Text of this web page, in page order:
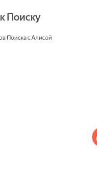
Поиска с Алисой